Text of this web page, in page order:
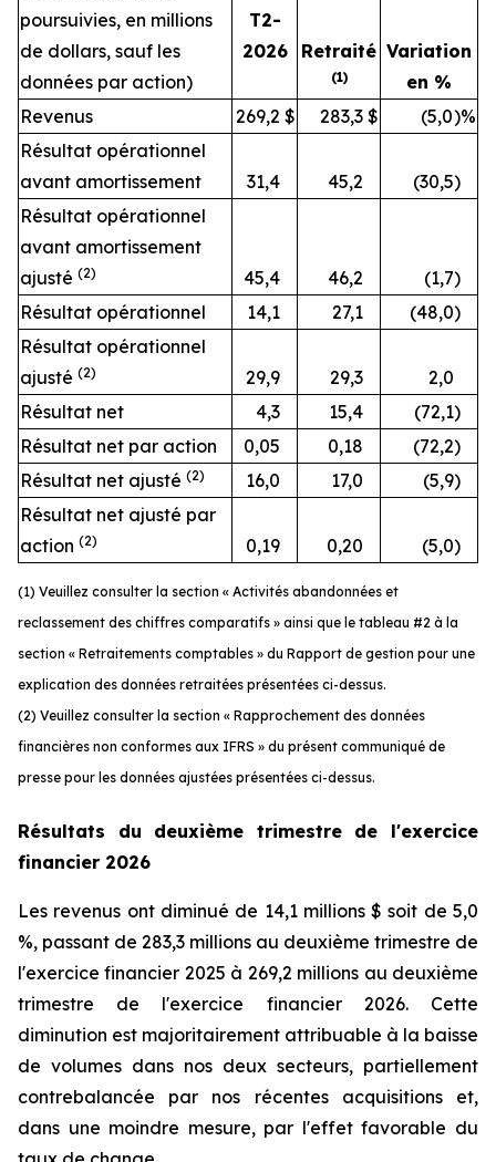
T2-
2026
Variation
en %
poursuivies, en millions
de dollars, sauf les
données par action)
Retraité
(1)
Revenus 269,2 $ 283,3 $ (5,0)%
Résultat opérationnel
avant amortissement
31,4 45,2 (30,5)
Résultat opérationnel
avant amortissement
ajusté (2) 45,4 46,2 (1,7)
Résultat opérationnel
14,1 27,1 (48,0)
Résultat opérationnel
ajusté (2) 29,9 29,3
2,0
Résultat net
4,3 15,4 (72,1)
Résultat net par action
0,05 0,18 (72,2)
Résultat net ajusté (2) 16,0 17,0 (5,9)
Résultat net ajusté par
action (2) 0,19 0,20 (5,0)
(1) Veuillez consulter la section « Activités abandonnées et
reclassement des chiffres comparatifs » ainsi que le tableau #2 à la
section « Retraitements comptables » du Rapport de gestion pour une
explication des données retraitées présentées ci-dessus.
(2) Veuillez consulter la section « Rapprochement des données
financières non conformes aux IFRS » du présent communiqué de
presse pour les données ajustées présentées ci-dessus.
Résultats du deuxième trimestre de l'exercice
financier 2026
Les revenus ont diminué de 14,1 millions $ soit de 5,0
%, passant de 283,3 millions au deuxième trimestre de
l'exercice financier 2025 à 269,2 millions au deuxième
trimestre de l'exercice financier 2026. Cette
diminution est majoritairement attribuable à la baisse
de volumes dans nos deux secteurs, partiellement
contrebalancée par nos récentes acquisitions et,
dans une moindre mesure, par l'effet favorable du